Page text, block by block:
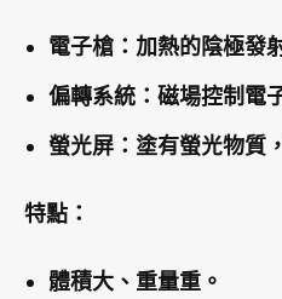
電子槍：加熱的陰極發
偏轉系統：磁場控制電
螢光屏：塗有螢光物質
特點：
體積大、重量重。